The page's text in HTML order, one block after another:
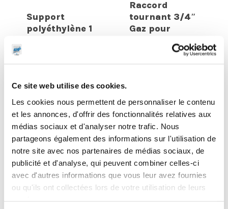
Ce site web utilise des cookies.
Les cookies nous permettent de personnaliser le contenu
et les annonces, d'offrir des fonctionnalités relatives aux
médias sociaux et d'analyser notre trafic. Nous
partageons également des informations sur l'utilisation de
notre site avec nos partenaires de médias sociaux, de
publicité et d'analyse, qui peuvent combiner celles-ci
avec d'autres informations que vous leur avez fournies
ou qu'ils ont collectées lors de votre utilisation de leurs
Support
polyéthylène 1
Raccord
tournant 3/4″
Gaz pour